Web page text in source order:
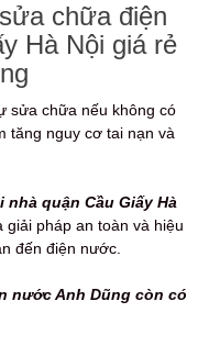
chữa điện
Hà Nội giá rẻ
sửa chữa nếu không có
tăng nguy cơ tai nạn và
quận Cầu Giấy Hà
giải pháp an toàn và hiệu
đến điện nước.
nước Anh Dũng còn có